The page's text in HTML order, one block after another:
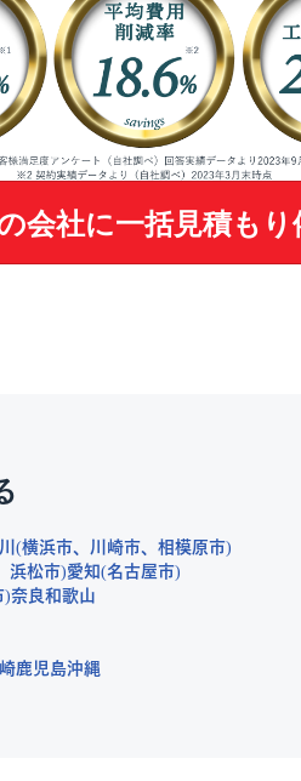
会社に一括見積も
横浜市 川崎市
相模原市
浜松市 愛知 名古屋市
奈良和歌山
鹿児島沖縄